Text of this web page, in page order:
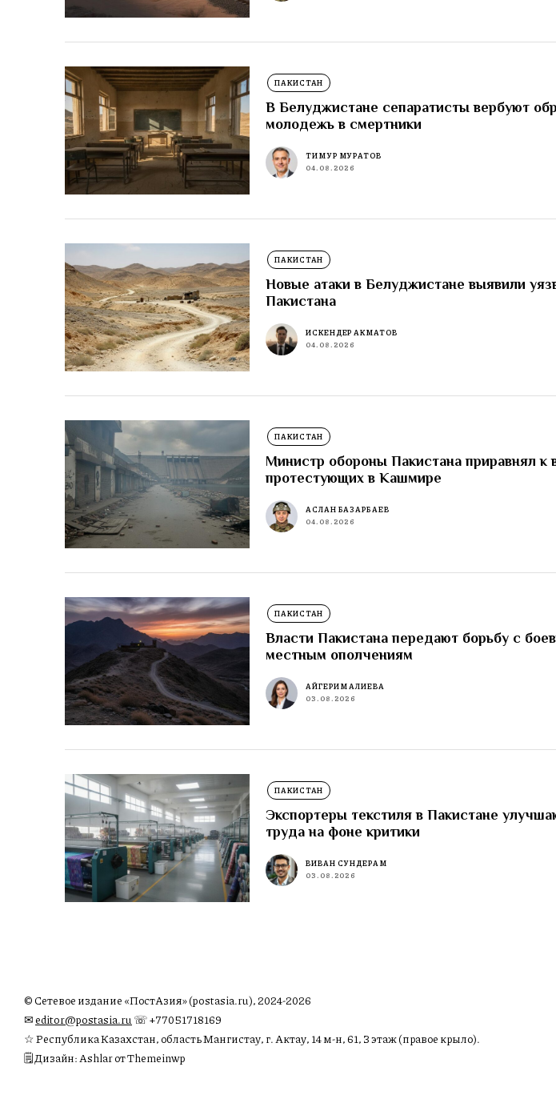
ПАКИСТАН
В Белуджистане сепаратисты вербуют
молодежь в смертники
ТИМУР МУРАТОВ
04.08.2026
ПАКИСТАН
Новые атаки в Белуджистане выявили
Пакистана
ИСКЕНДЕР АКМАТОВ
04.08.2026
ПАКИСТАН
Министр обороны Пакистана приравнял к
протестующих в Кашмире
АСЛАН БАЗАРБАЕВ
04.08.2026
ПАКИСТАН
Власти Пакистана передают борьбу с
местным ополчениям
АЙГЕРИМ АЛИЕВА
03.08.2026
ПАКИСТАН
Экспортеры текстиля в Пакистане
труда на фоне критики
ВИВАН СУНДЕРАМ
03.08.2026
© Сетевое издание «ПостАзия» (postasia.ru), 2024-2026
✉︎editor@postasia.ru ☏ +77051718169
☆ Республика Казахстан, область Мангистау, г. Актау, 14 м-н, 61, 3 этаж (правое крыло).
🗒 Дизайн: Ashlar от Themeinwp